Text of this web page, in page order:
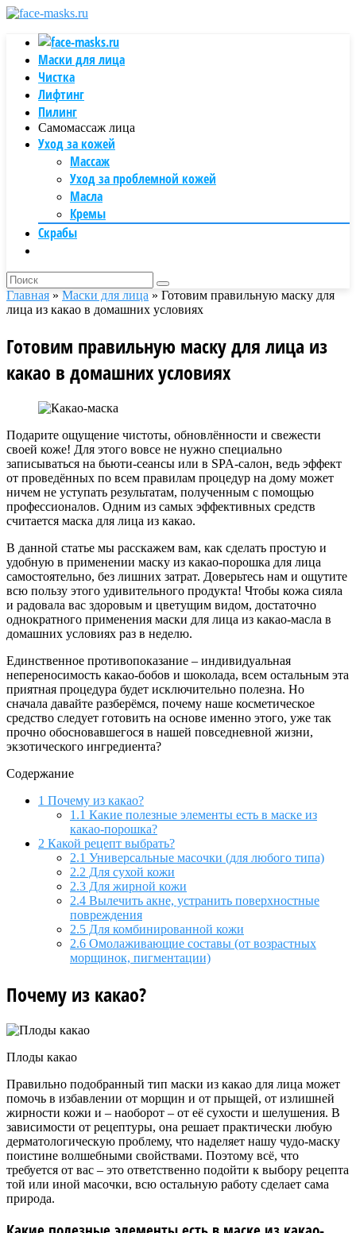
Маски для лица
Чистка
Лифтинг
Пилинг
Самомассаж лица
Уход за кожей
Массаж
Уход за проблемной кожей
Масла
Кремы
Скрабы
Главная » Маски для лица » Готовим правильную маску для
лица из какао в домашних условиях
Готовим правильную маску для лица из
какао в домашних условиях
Подарите ощущение чистоты, обновлённости и свежести
своей коже! Для этого вовсе не нужно специально
записываться на бьюти-сеансы или в SPA-салон, ведь эффект
от проведённых по всем правилам процедур на дому может
ничем не уступать результатам, полученным с помощью
профессионалов. Одним из самых эффективных средств
считается маска для лица из какао.
В данной статье мы расскажем вам, как сделать простую и
удобную в применении маску из какао-порошка для лица
самостоятельно, без лишних затрат. Доверьтесь нам и ощутите
всю пользу этого удивительного продукта! Чтобы кожа сияла
и радовала вас здоровым и цветущим видом, достаточно
однократного применения маски для лица из какао-масла в
домашних условиях раз в неделю.
Единственное противопоказание – индивидуальная
непереносимость какао-бобов и шоколада, всем остальным эта
приятная процедура будет исключительно полезна. Но
сначала давайте разберёмся, почему наше косметическое
средство следует готовить на основе именно этого, уже так
прочно обосновавшегося в нашей повседневной жизни,
экзотического ингредиента?
Содержание
1 Почему из какао?
1.1 Какие полезные элементы есть в маске из
какао-порошка?
2 Какой рецепт выбрать?
2.1 Универсальные масочки (для любого типа)
2.2 Для сухой кожи
2.3 Для жирной кожи
2.4 Вылечить акне, устранить поверхностные
повреждения
2.5 Для комбинированной кожи
2.6 Омолаживающие составы (от возрастных
морщинок, пигментации)
Почему из какао?
Плоды какао
Правильно подобранный тип маски из какао для лица может
помочь в избавлении от морщин и от прыщей, от излишней
жирности кожи и – наоборот – от её сухости и шелушения. В
зависимости от рецептуры, она решает практически любую
дерматологическую проблему, что наделяет нашу чудо-маску
поистине волшебными свойствами. Поэтому всё, что
требуется от вас – это ответственно подойти к выбору рецепта
той или иной масочки, всю остальную работу сделает сама
природа.